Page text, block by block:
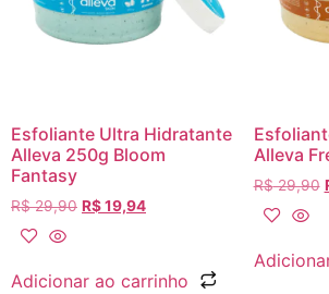
Esfoliante Ultra Hidratante
Alleva 250g Bloom
Fantasy
R$29,90 R$19,94
Adicionar ao carrinho
Alleva
R$29,90